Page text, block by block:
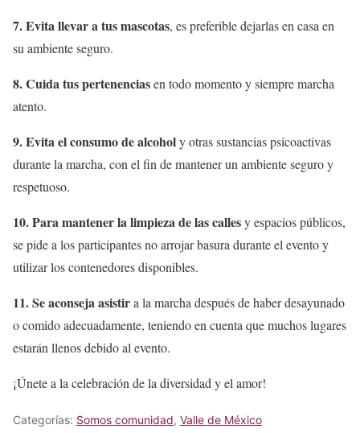
7. Evita llevar a tus mascotas, es preferible dejarlas en casa en
su ambiente seguro.
8. Cuida tus pertenenciasen todo momento y siempre marcha
atento.
9. Evita el consumo de alcoholy otras sustancias psicoactivas
durante la marcha, con el fin de mantener un ambiente seguro y
respetuoso.
10. Para mantener la limpieza de las callesy espacios públicos,
se pide a los participantes no arrojar basura durante el evento y
utilizar los contenedores disponibles.
11. Se aconseja asistira la marcha después de haber desayunado
o comido adecuadamente, teniendo en cuenta que muchos lugares
estarán llenos debido al evento.
¡Únete a la celebración de la diversidad y el amor!
Categorías: Somos comunidad, Valle de México